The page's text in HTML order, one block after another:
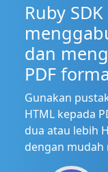
Ruby
dan
PDF
Gunakan
HTML kepada
dua atau lebih
dengan mudah